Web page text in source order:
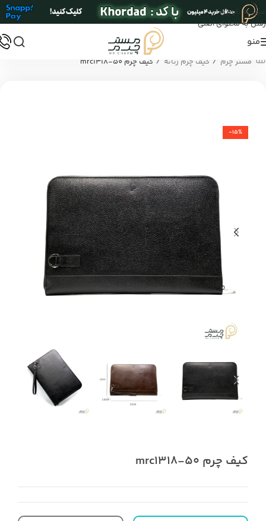
عبور به ناوبری
رفتن به محتوای اصلی
منو
مستر چرم / کیف چرم زنانه / کیف چرم mrc1318-50
-15%
کیف چرم mrc1318-50